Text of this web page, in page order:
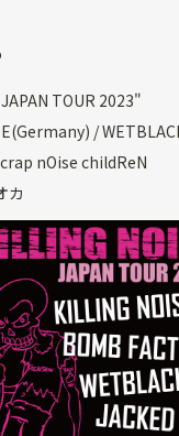
TOUR 2023"
/
nOise childReN
カ